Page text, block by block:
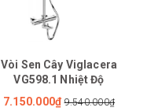
Vòi Sen Cây Viglacera
VG598.1 Nhiệt Độ
7.150.000₫ 9.540.000₫